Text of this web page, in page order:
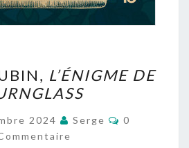
RUBIN,
L’ÉNIGME
DE
TURNGLASS
L’ÉNIGME DE
2024 Serge
0